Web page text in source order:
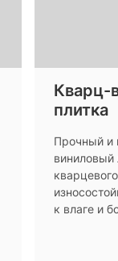
Кварц-
плитка
Прочный и
виниловый
к влаге и